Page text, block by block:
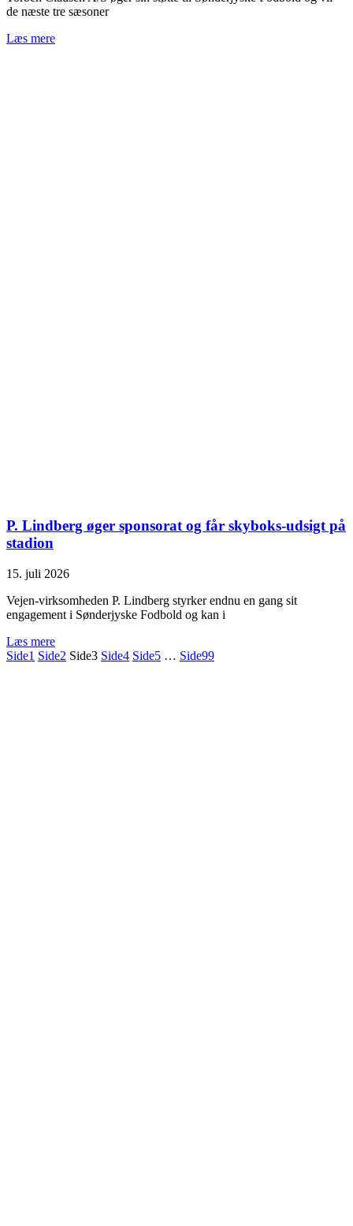
de næste tre sæsoner
Læs mere
P. Lindberg øger sponsorat og får skyboks-udsigt på
stadion
15. juli 2026
Vejen-virksomheden P. Lindberg styrker endnu en gang sit
engagement i Sønderjyske Fodbold og kan i
Læs mere
Side1 Side2 Side3 Side4 Side5 … Side99